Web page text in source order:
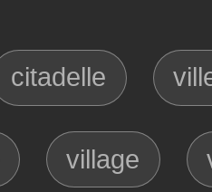
citadelle
village